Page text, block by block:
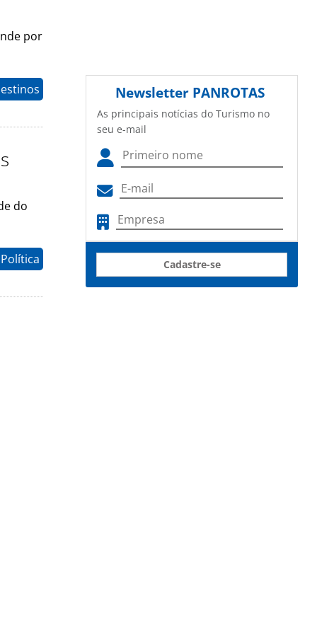
por
do
Newsletter PANROTAS
As principais notícias do Turismo no
seu e-mail
Cadastre-se